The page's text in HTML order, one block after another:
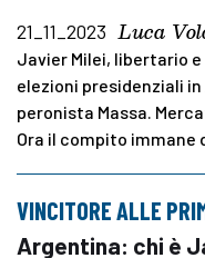
21_11_2023 Luca
Javier Milei, libertario
elezioni presidenziali
peronista Massa.
Ora il compito immane
VINCITORE ALLE
Argentina: chi è